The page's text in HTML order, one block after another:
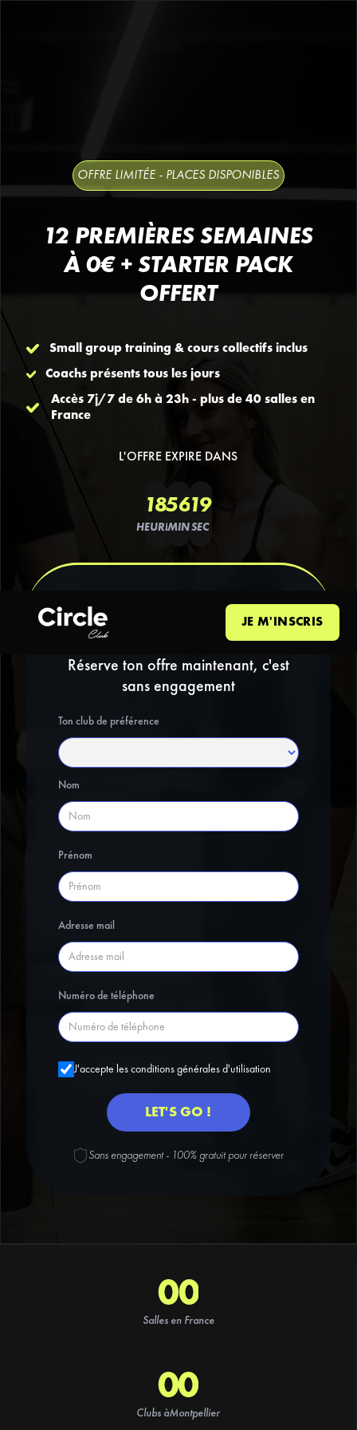
JE M'INSCRIS
OFFRE LIMITÉE - PLACES DISPONIBLES
12 PREMIÈRES SEMAINES
À 0€ + STARTER PACK
OFFERT
Small group training & cours collectifs inclus
Coachs présents tous les jours
Accès 7j/7 de 6h à 23h - plus de 40 salles en
France
L'OFFRE EXPIRE DANS
18
HEURES
56
MIN
19
SEC
PRÉINSCRIPTION
GRATUITE
Réserve ton offre maintenant, c'est
sans engagement
Ton club de préférence
Nom
Prénom
Adresse mail
Numéro de téléphone
J'accepte les conditions générales d'utilisation
Sans engagement - 100% gratuit pour réserver
0
1
2
3
0
1
2
3
Salles en France
00
Clubs àMontpellier